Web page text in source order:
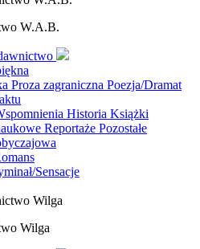
W.A.B.
Proza zagraniczna Poezja/Dramat
Historia Książki
Reportaże Pozostałe
Sensacje
Wilga